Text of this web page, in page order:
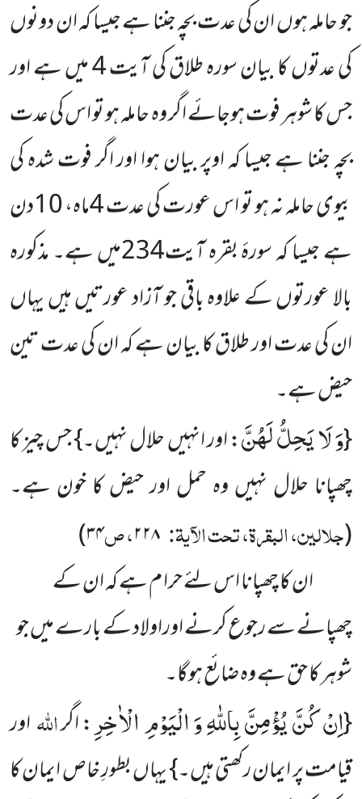
جو حاملہ ہوں ان کی عدت بچہ جننا ہے جیسا کہ ان دونوں
کی عدتوں کا بیان سورہ طلاق کی آیت 4 میں ہے اور
جس کا شوہر فوت ہوجائے اگر وہ حاملہ ہو تو اس کی عدت
بچہ جننا ہے جیسا کہ اوپر بیان ہوا اور اگر فوت شدہ کی
بیوی حاملہ نہ ہو تو اس عورت کی عدت 4ماہ، 10دن
ہے جیسا کہ سورۂ بقرہ آیت234میں ہے۔ مذکورہ
بالا عورتوں کے علاوہ باقی جو آزاد عورتیں ہیں یہاں
ان کی عدت اور طلاق کا بیان ہے کہ ان کی عدت تین
حیض ہے۔
{وَ لَا یَحِلُّ لَهُنَّ: اور انہیں حلال نہیں۔} جس چیز کا
چھپانا حلال نہیں وہ حمل اور حیض کا خون ہے۔
(جلالین، البقرۃ، تحت الآیۃ: ۲۲۸، ص۳۴)
ان کا چھپانا اس لئے حرا م ہے کہ ان کے
چھپانے سے رجوع کرنے اوراولاد کے بارے میں جو
شوہر کا حق ہے وہ ضائع ہوگا۔
{اِنْ كُنَّ یُؤْمِنَّ بِاللّٰهِ وَ الْیَوْمِ الْاٰخِرِ: اگراللہاور
قیامت پر ایمان رکھتی ہیں۔} یہاں بطورِ خاص ایمان کا